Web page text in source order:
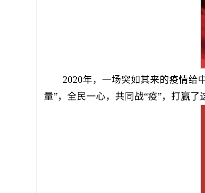
2020年，一场突如其来的疫情给
量”，全民一心，共同战“疫”，打赢了